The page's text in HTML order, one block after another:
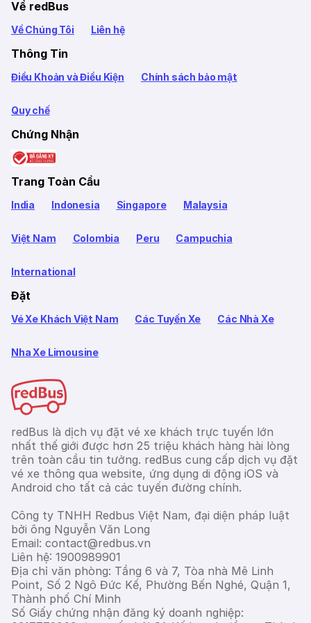
Về redBus
Về Chúng Tôi Liên hệ
Thông Tin
Điều Khoản và Điều Kiện Chính sách bảo mật
Quy chế
Chứng Nhận
Trang Toàn Cầu
India Indonesia Singapore Malaysia
Việt Nam Colombia Peru Campuchia
International
Đặt
Vé Xe Khách Việt Nam Các Tuyến Xe Các Nhà Xe
Nha Xe Limousine
redBus là dịch vụ đặt vé xe khách trực tuyến lớn
nhất thế giới được hơn 25 triệu khách hàng hài lòng
trên toàn cầu tin tưởng. redBus cung cấp dịch vụ đặt
vé xe thông qua website, ứng dụng di động iOS và
Android cho tất cả các tuyến đường chính.
Công ty TNHH Redbus Việt Nam, đại diện pháp luật
bởi ông Nguyễn Văn Long
Email: contact@redbus.vn
Liên hệ: 1900989901
Địa chỉ văn phòng: Tầng 6 và 7, Tòa nhà Mê Linh
Point, Số 2 Ngô Đức Kế, Phường Bến Nghé, Quận 1,
Thành phố Chí Minh
Số Giấy chứng nhận đăng ký doanh nghiệp: